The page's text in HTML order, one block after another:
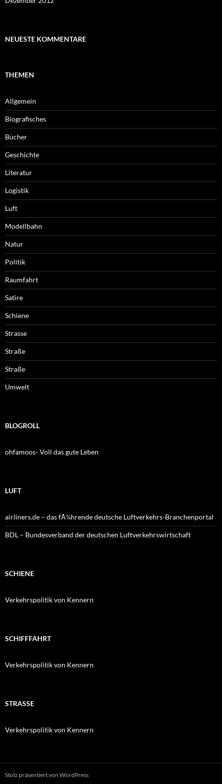
NEUESTE KOMMENTARE
THEMEN
Allgemein
Biografisches
Bücher
Geschichte
Literatur
Logistik
Luft
Modellbahn
Natur
Politik
Raumfahrt
Satire
Schiene
Strasse
Straße
Straße
Umwelt
BLOGROLL
ohfamoos- Voll das gute Leben
LUFT
airliners.de – das fÃ¼hrende deutsche Luftverkehrs-Branchenportal
BDL – Bundesverband der deutschen Luftverkehrswirtschaft
SCHIENE
Verkehrspolitik von Kennern
SCHIFFFAHRT
Verkehrspolitik von Kennern
STRASSE
Verkehrspolitik von Kennern
Stolz präsentiert von WordPress